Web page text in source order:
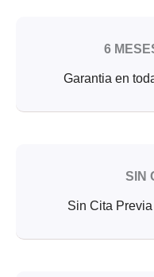
6
Garantia en
SIN
Sin Cita